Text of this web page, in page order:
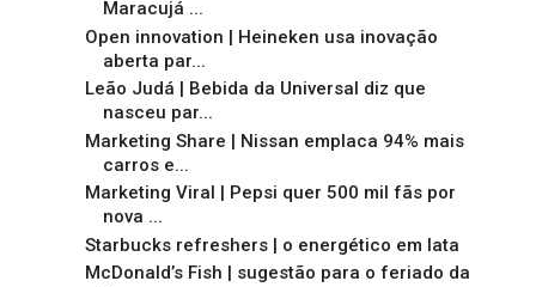
Maracujá ...
Open innovation | Heineken usa inovação
aberta par...
Leão Judá | Bebida da Universal diz que
nasceu par...
Marketing Share | Nissan emplaca 94% mais
carros e...
Marketing Viral | Pepsi quer 500 mil fãs por
nova ...
Starbucks refreshers | o energético em lata
McDonald’s Fish | sugestão para o feriado da